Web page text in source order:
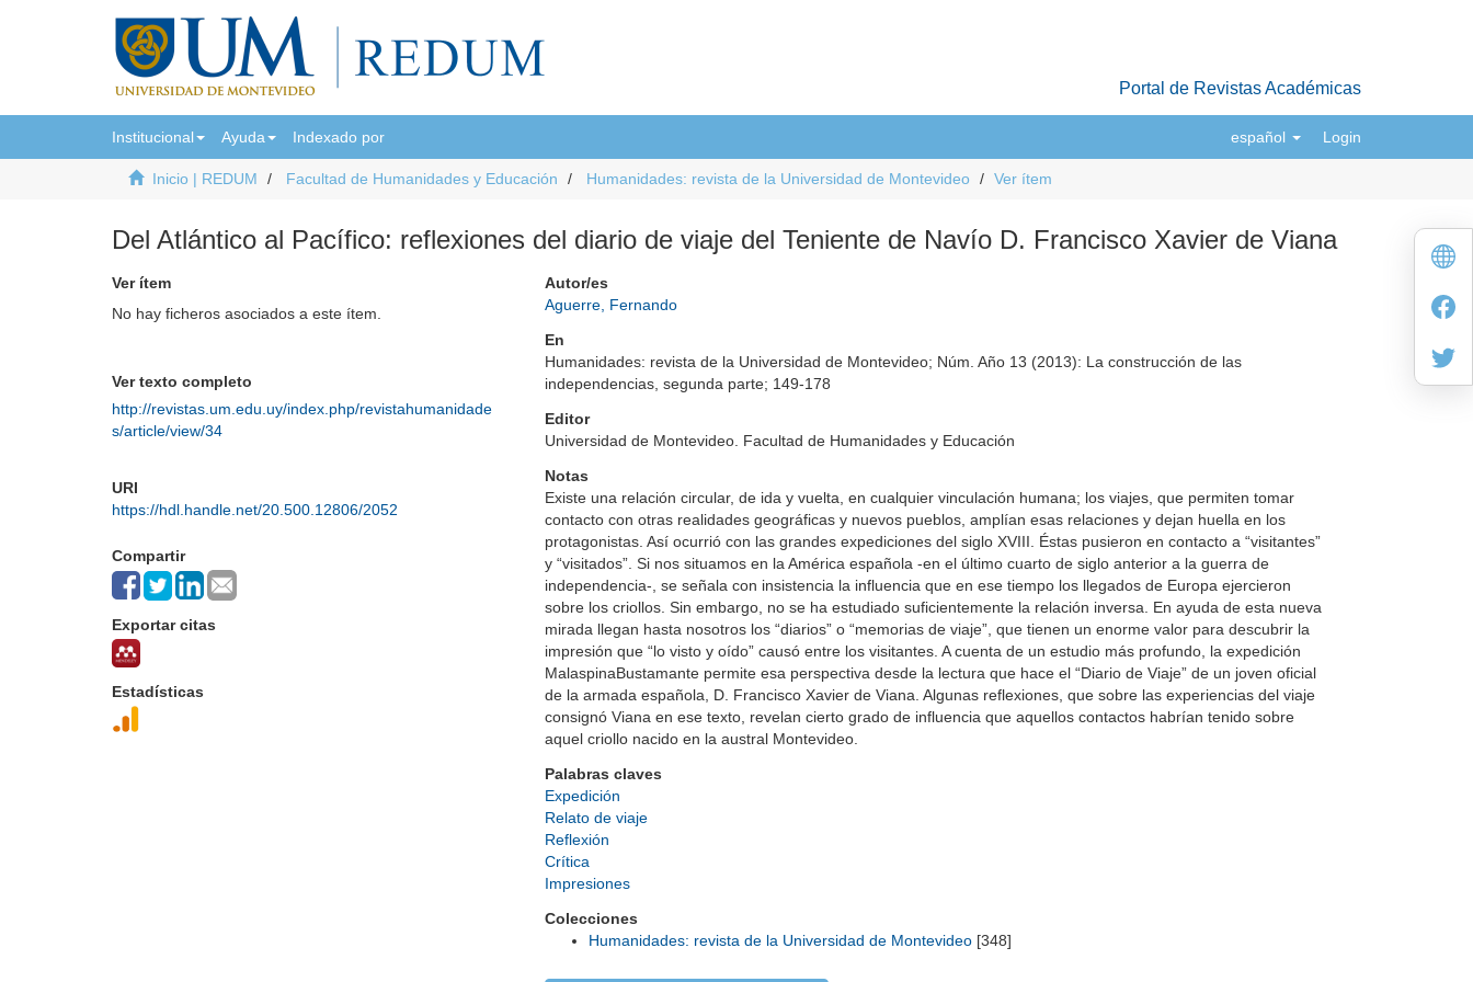
Portal de Revistas Académicas
Institucional Ayuda Indexado por español Login
Inicio | REDUM Facultad de Humanidades y Educación Humanidades: revista de la Universidad de Montevideo Ver ítem
Del Atlántico al Pacífico: reflexiones del diario de viaje del Teniente de Navío D. Francisco Xavier de Viana
Ver ítem
No hay ficheros asociados a este ítem.
Ver texto completo
http://revistas.um.edu.uy/index.php/revistahumanidade
s/article/view/34
URI
https://hdl.handle.net/20.500.12806/2052
Compartir
Exportar citas
Estadísticas
Autor/es
Aguerre, Fernando
En
Humanidades: revista de la Universidad de Montevideo; Núm. Año 13 (2013): La construcción de las
independencias, segunda parte; 149-178
Editor
Universidad de Montevideo. Facultad de Humanidades y Educación
Notas
Existe una relación circular, de ida y vuelta, en cualquier vinculación humana; los viajes, que permiten tomar
contacto con otras realidades geográficas y nuevos pueblos, amplían esas relaciones y dejan huella en los
protagonistas. Así ocurrió con las grandes expediciones del siglo XVIII. Éstas pusieron en contacto a “visitantes”
y “visitados”. Si nos situamos en la América española -en el último cuarto de siglo anterior a la guerra de
independencia-, se señala con insistencia la influencia que en ese tiempo los llegados de Europa ejercieron
sobre los criollos. Sin embargo, no se ha estudiado suficientemente la relación inversa. En ayuda de esta nueva
mirada llegan hasta nosotros los “diarios” o “memorias de viaje”, que tienen un enorme valor para descubrir la
impresión que “lo visto y oído” causó entre los visitantes. A cuenta de un estudio más profundo, la expedición
MalaspinaBustamante permite esa perspectiva desde la lectura que hace el “Diario de Viaje” de un joven oficial
de la armada española, D. Francisco Xavier de Viana. Algunas reflexiones, que sobre las experiencias del viaje
consignó Viana en ese texto, revelan cierto grado de influencia que aquellos contactos habrían tenido sobre
aquel criollo nacido en la austral Montevideo.
Palabras claves
Expedición
Relato de viaje
Reflexión
Crítica
Impresiones
Colecciones
Humanidades: revista de la Universidad de Montevideo [348]